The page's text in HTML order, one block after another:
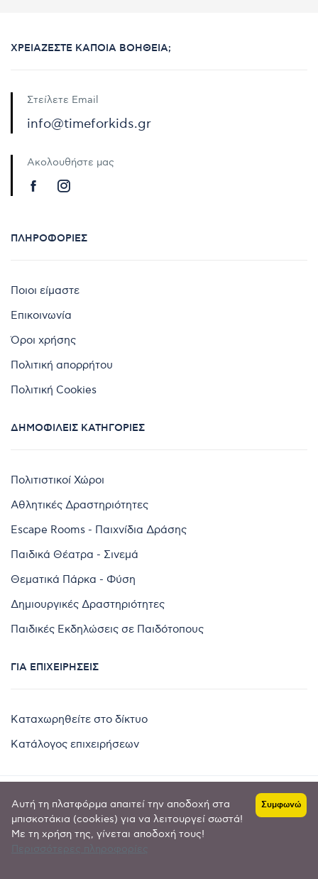
ΧΡΕΙΆΖΕΣΤΕ ΚΆΠΟΙΑ ΒΟΉΘΕΙΑ;
Στείλετε Email
info@timeforkids.gr
Ακολουθήστε μας
ΠΛΗΡΟΦΟΡΊΕΣ
Ποιοι είμαστε
Επικοινωνία
Όροι χρήσης
Πολιτική απορρήτου
Πολιτική Cookies
ΔΗΜΟΦΙΛΕΊΣ ΚΑΤΗΓΟΡΊΕΣ
Πολιτιστικοί Χώροι
Αθλητικές Δραστηριότητες
Escape Rooms - Παιχνίδια Δράσης
Παιδικά Θέατρα - Σινεμά
Θεματικά Πάρκα - Φύση
Δημιουργικές Δραστηριότητες
Παιδικές Εκδηλώσεις σε Παιδότοπους
ΓΙΑ ΕΠΙΧΕΙΡΉΣΕΙΣ
Καταχωρηθείτε στο δίκτυο
Κατάλογος επιχειρήσεων
Copyright © 2024 by
Goldensites
Αυτή τη πλατφόρμα απαιτεί την αποδοχή στα
μπισκοτάκια (cookies) για να λειτουργεί σωστά!
Με τη χρήση της, γίνεται αποδοχή τους!
Συμφωνώ